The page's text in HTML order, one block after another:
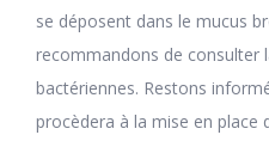
se déposent dans le mucus
recommandons de consulter
bactériennes. Restons
procèdera à la mise en place